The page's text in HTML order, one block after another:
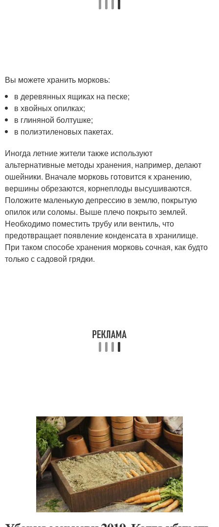
Вы можете хранить морковь:
в деревянных ящиках на песке;
в хвойных опилках;
в глиняной болтушке;
в полиэтиленовых пакетах.
Иногда летние жители также используют
альтернативные методы хранения, например, делают
ошейники. Вначале морковь готовится к хранению,
вершины обрезаются, корнеплоды высушиваются.
Положите маленькую депрессию в землю, покрытую
опилок или соломы. Выше плечо покрыто землей.
Необходимо поместить трубу или вентиль, что
предотвращает появление конденсата в хранилище.
При таком способе хранения морковь сочная, как будто
только с садовой грядки.